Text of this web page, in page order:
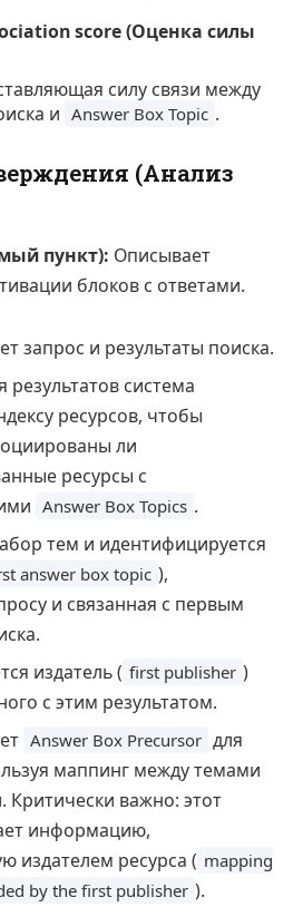
score (Оценка силы
силу связи между
и Answer Box Topic .
(Анализ
пункт): Описывает
блоков с ответами.
запрос и результаты поиска.
результатов система
ресурсов, чтобы
ли
ресурсы с
Answer Box Topics .
тем и идентифицируется
answer box topic ),
и связанная с первым
издатель ( first publisher )
с этим результатом.
Answer Box Precursor для
маппинг между темами
Критически важно: этот
информацию,
издателем ресурса ( mapping
by the first publisher ).